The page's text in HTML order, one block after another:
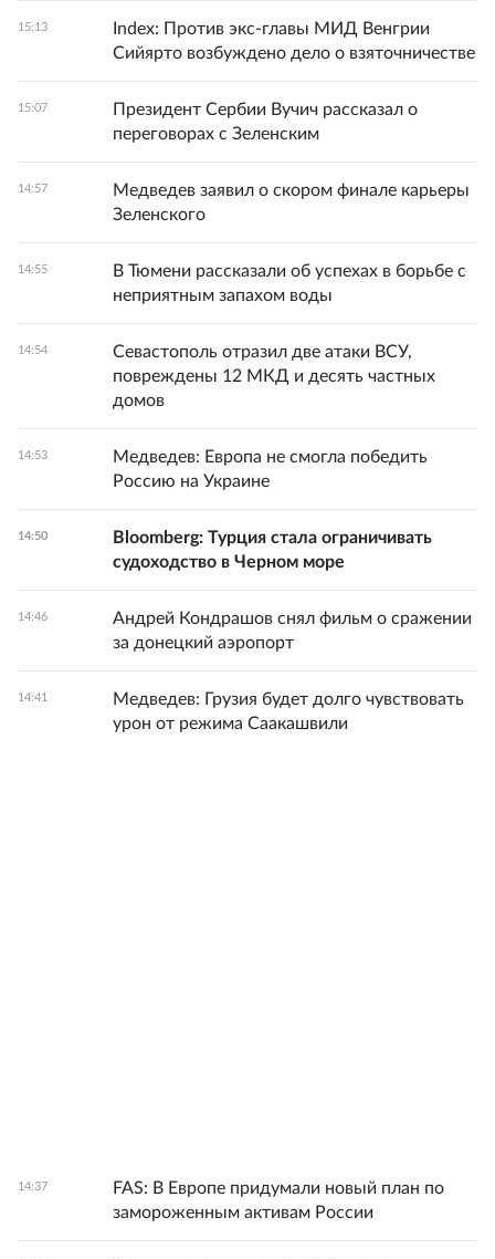
15:13
Index: Против экс-главы МИД Венгрии
Сийярто возбуждено дело о взяточничестве
15:07
Президент Сербии Вучич рассказал о
переговорах с Зеленским
14:57
Медведев заявил о скором финале карьеры
Зеленского
14:55
В Тюмени рассказали об успехах в борьбе с
неприятным запахом воды
14:54
Севастополь отразил две атаки ВСУ,
повреждены 12 МКД и десять частных
домов
14:53
Медведев: Европа не смогла победить
Россию на Украине
14:50
Bloomberg: Турция стала ограничивать
судоходство в Черном море
14:46
Андрей Кондрашов снял фильм о сражении
за донецкий аэропорт
14:41
Медведев: Грузия будет долго чувствовать
урон от режима Саакашвили
14:37
FAS: В Европе придумали новый план по
замороженным активам России